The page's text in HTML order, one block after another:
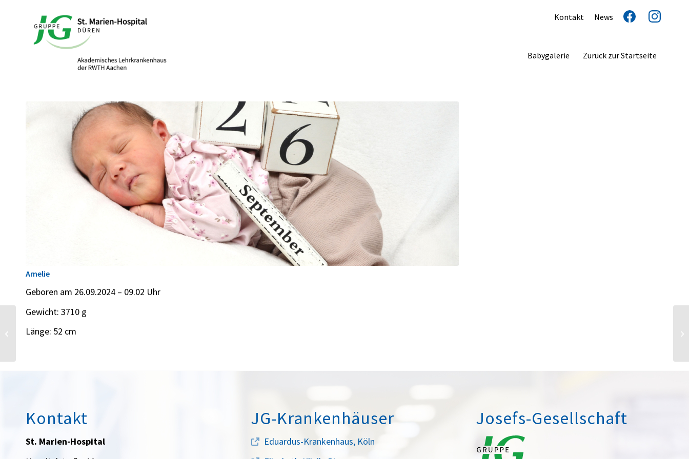
Kontakt News
Babygalerie Zurück zur Startseite
Amelie
Geboren am 26.09.2024 – 09.02 Uhr
Gewicht: 3710 g
Länge: 52 cm
Kontakt
St. Marien-Hospital
JG-Krankenhäuser
Eduardus-Krankenhaus, Köln
Josefs-Gesellschaft
Ella-Marie